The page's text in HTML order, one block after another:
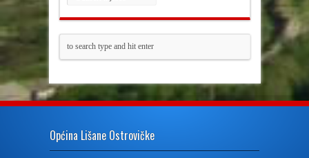
Općina Lišane Ostrovičke